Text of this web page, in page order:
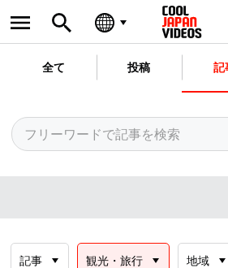
全て 投稿 記
記事 観光・旅行 地域